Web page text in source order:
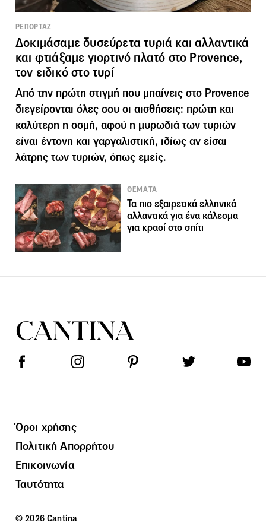
ΡΕΠΟΡΤΑΖ
Δοκιμάσαμε δυσεύρετα τυριά και αλλαντικά
και φτιάξαμε γιορτινό πλατό στο Provence,
τον ειδικό στο τυρί
Από την πρώτη στιγμή που μπαίνεις στο Provence
διεγείρονται όλες σου οι αισθήσεις: πρώτη και
καλύτερη η οσμή, αφού η μυρωδιά των τυριών
είναι έντονη και γαργαλιστική, ιδίως αν είσαι
λάτρης των τυριών, όπως εμείς.
ΘΕΜΑΤΑ
Τα πιο εξαιρετικά ελληνικά
αλλαντικά για ένα κάλεσμα
για κρασί στο σπίτι
Όροι χρήσης
Πολιτική Απορρήτου
Επικοινωνία
Ταυτότητα
© 2026 Cantina